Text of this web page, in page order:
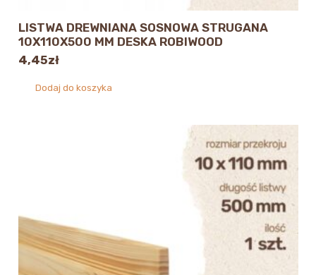
LISTWA DREWNIANA SOSNOWA STRUGANA
10X110X500 MM DESKA ROBIWOOD
4,45zł
Dodaj do koszyka